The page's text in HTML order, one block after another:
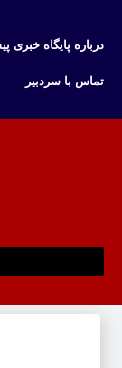
درباره پایگاه خبری
تماس با سردبیر